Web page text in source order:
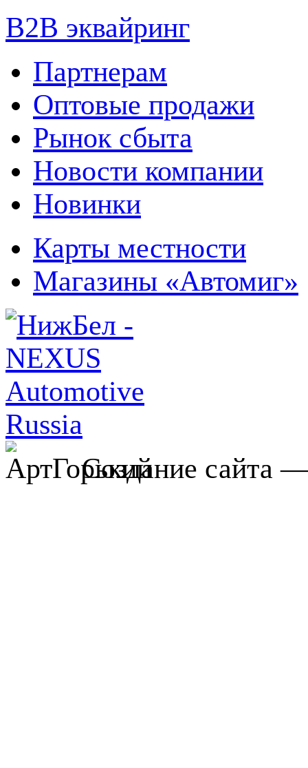
B2B эквайринг
Партнерам
Оптовые продажи
Рынок сбыта
Новости компании
Новинки
Карты местности
Магазины «Автомиг»
Создание сайта